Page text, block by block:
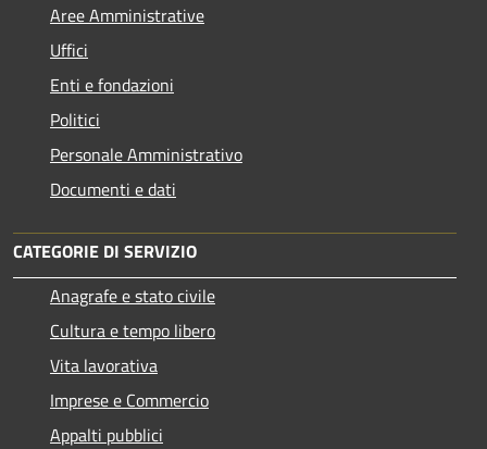
Aree Amministrative
Uffici
Enti e fondazioni
Politici
Personale Amministrativo
Documenti e dati
CATEGORIE DI SERVIZIO
Anagrafe e stato civile
Cultura e tempo libero
Vita lavorativa
Imprese e Commercio
Appalti pubblici